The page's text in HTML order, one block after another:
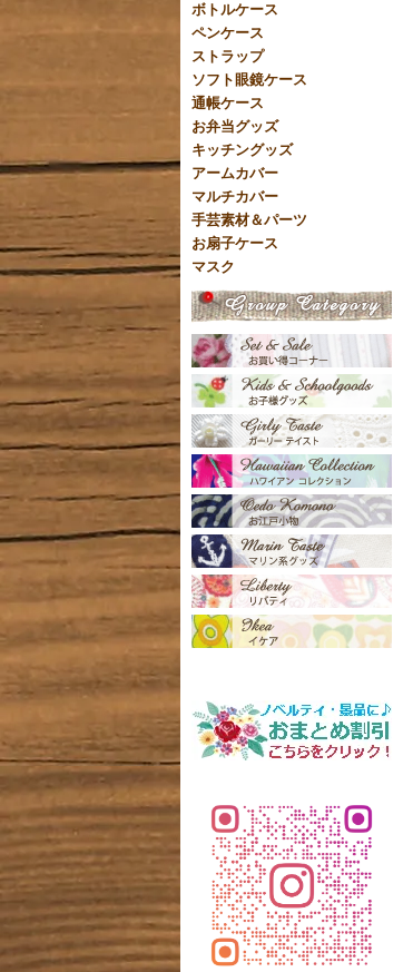
ボトルケース
ペンケース
ストラップ
ソフト眼鏡ケース
通帳ケース
お弁当グッズ
キッチングッズ
アームカバー
マルチカバー
手芸素材＆パーツ
お扇子ケース
マスク